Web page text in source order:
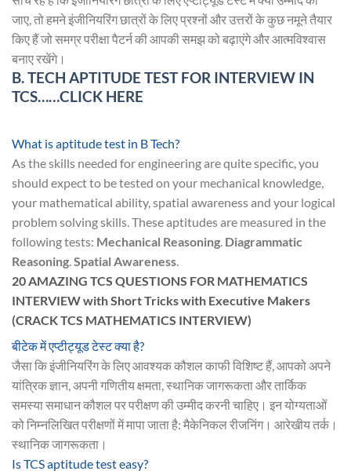
जाए, तो हमने इंजीनियरिंग छात्रों के लिए प्रश्नों और उत्तरों के कुछ नमूने तैयार
किए हैं जो समग्र परीक्षा पैटर्न की आपकी समझ को बढ़ाएंगे और आत्मविश्वास
बनाए रखेंगे।
B. TECH APTITUDE TEST FOR INTERVIEW IN
TCS……CLICK HERE
What is aptitude test in B Tech?
As the skills needed for engineering are quite specific, you
should expect to be tested on your mechanical knowledge,
your mathematical ability, spatial awareness and your logical
problem solving skills. These aptitudes are measured in the
following tests: Mechanical Reasoning Diagrammatic
Reasoning Spatial Awareness
20 AMAZING TCS QUESTIONS FOR MATHEMATICS
INTERVIEW with Short Tricks with Executive Makers
(CRACK TCS MATHEMATICS INTERVIEW)
बीटेक में एप्टीट्यूड टेस्ट क्या है?
जैसा कि इंजीनियरिंग के लिए आवश्यक कौशल काफी विशिष्ट हैं, आपको अपने
यांत्रिक ज्ञान, अपनी गणितीय क्षमता, स्थानिक जागरूकता और तार्किक
समस्या समाधान कौशल पर परीक्षण की उम्मीद करनी चाहिए। इन योग्यताओं
को निम्नलिखित परीक्षणों में मापा जाता है: मैकेनिकल रीजनिंग। आरेखीय तर्क।
स्थानिक जागरूकता।
Is TCS aptitude test easy?